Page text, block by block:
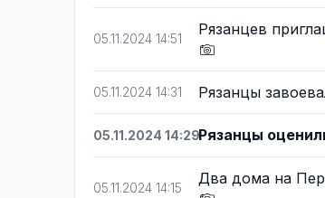
05.11.2024 14:51
Рязанцев
05.11.2024 14:31 Рязанцы
05.11.2024 14:29Рязанцы
05.11.2024 14:15
Два дома на